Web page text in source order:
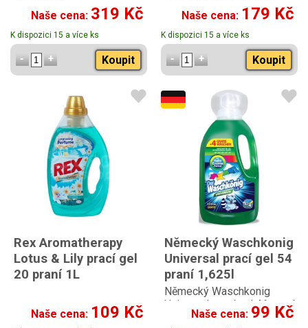
Naše cena: 319 Kč
K dispozici 15 a více ks
Koupit
Naše cena: 179 Kč
K dispozici 15 a více ks
Koupit
Rex Aromatherapy
Lotus & Lily prací gel
20 praní 1L
Naše cena: 109 Kč
Německý Waschkonig
Universal prací gel 54
praní 1,625l
Německý Waschkonig
Universal prací gel 46 praní
1,625lNaše cena: 99 Kč